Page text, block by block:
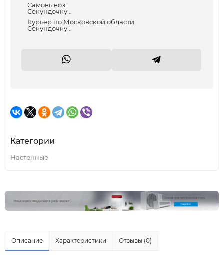
Самовывоз
Секундочку...
Курьер по Московской области
Секундочку...
Категории
Настенные
Описание Характеристики Отзывы (0)